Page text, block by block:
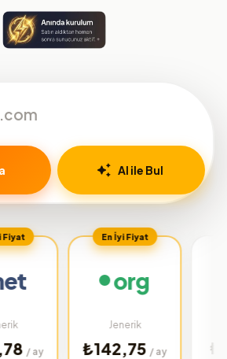
AI ile Bul
En İyi Fiyat
org
₺142,75 / ay ₺32,02